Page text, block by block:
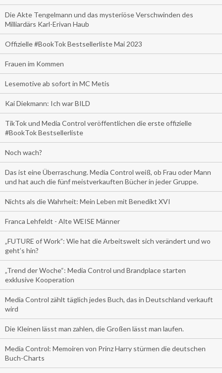
Die Akte Tengelmann und das mysteriöse Verschwinden des
Milliardärs Karl-Erivan Haub
Offizielle #BookTok Bestsellerliste Mai 2023
Frauen im Kommen
Lesemotive ab sofort in MC Metis
Kai Diekmann: Ich war BILD
TikTok und Media Control veröffentlichen die erste offizielle
#BookTok Bestsellerliste
Noch wach?
Das ist eine Überraschung. Media Control weiß, ob Frau oder Mann
und hat auch die fünf meistverkauften Bücher in jeder Gruppe.
Nichts als die Wahrheit: Mein Leben mit Benedikt XVI
Franca Lehfeldt - Alte WEISE Männer
„FUTURE of Work”: Wie hat die Arbeitswelt sich verändert und wo
geht’s hin?
„Trend der Woche“: Media Control und Brandplace starten
exklusive Kooperation
Media Control zählt täglich jedes Buch, das in Deutschland verkauft
wird
Die Kleinen lässt man zahlen, die Großen lässt man laufen.
Media Control: Memoiren von Prinz Harry stürmen die deutschen
Buch-Charts